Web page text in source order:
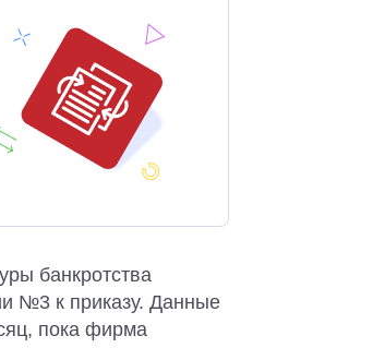
банкротства
№3 к приказу. Данные
пока фирма